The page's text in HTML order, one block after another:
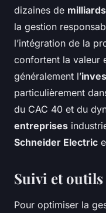
dizaines de
la gestion
l’intégration de la
confortent la valeur
généralement l’
particulièrement
du CAC 40 et du
entreprises
Schneider Electric
Suivi et
Pour optimiser la